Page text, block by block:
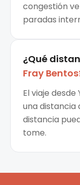
congestión
paradas
¿Qué
Fray Bentos
El viaje
una distancia
distancia
tome.